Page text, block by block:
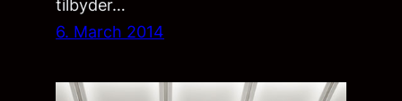
tilbyder…
6. March 2014